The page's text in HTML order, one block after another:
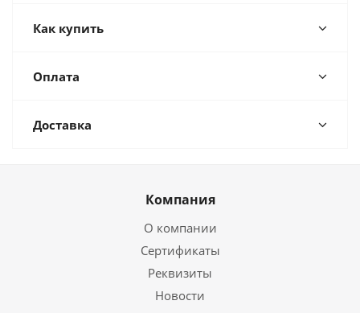
Как купить
Оплата
Доставка
Компания
О компании
Сертификаты
Реквизиты
Новости